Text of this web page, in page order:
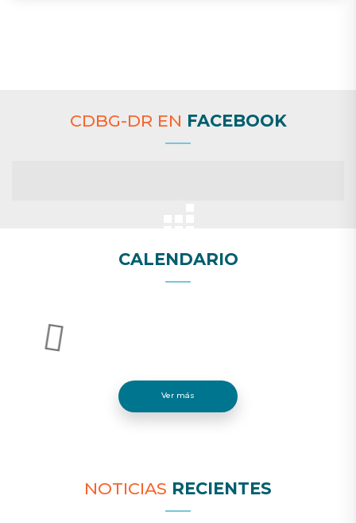
CDBG-DR EN FACEBOOK
CALENDARIO
Ver más
NOTICIAS RECIENTES